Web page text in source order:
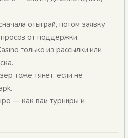
отыграй, потом заявку
от поддержки.
только из рассылки или
тоже тянет, если не
— как вам турниры и